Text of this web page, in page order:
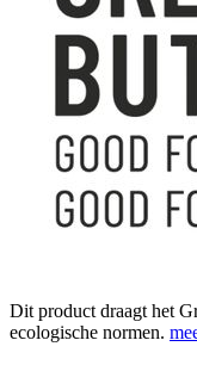
Dit product draagt het
ecologische normen.